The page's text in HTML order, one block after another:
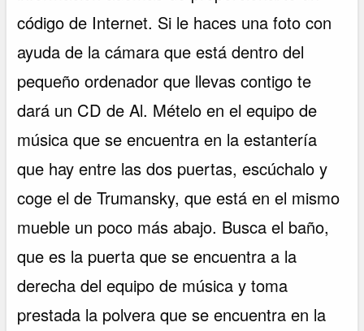
código de Internet. Si le haces una foto con
ayuda de la cámara que está dentro del
pequeño ordenador que llevas contigo te
dará un CD de Al. Mételo en el equipo de
música que se encuentra en la estantería
que hay entre las dos puertas, escúchalo y
coge el de Trumansky, que está en el mismo
mueble un poco más abajo. Busca el baño,
que es la puerta que se encuentra a la
derecha del equipo de música y toma
prestada la polvera que se encuentra en la